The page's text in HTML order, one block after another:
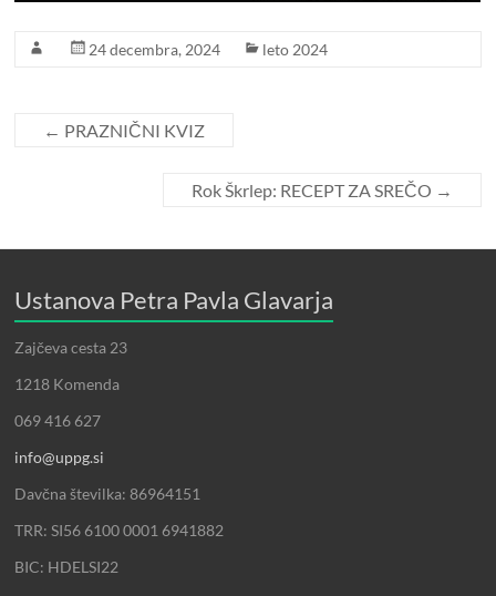
24 decembra, 2024 leto 2024
← PRAZNIČNI KVIZ
Rok Škrlep: RECEPT ZA SREČO →
Ustanova Petra Pavla Glavarja
Zajčeva cesta 23
1218 Komenda
069 416 627
info@uppg.si
Davčna številka: 86964151
TRR: SI56 6100 0001 6941882
BIC: HDELSI22